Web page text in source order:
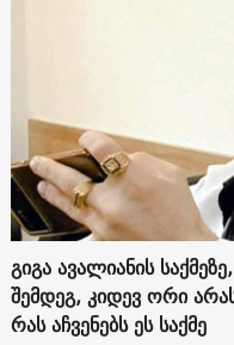
გიგა ავალიანის
შემდეგ, კიდევ ორი
რას აჩვენებს ეს საქმე